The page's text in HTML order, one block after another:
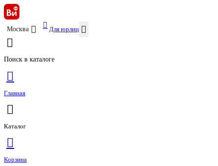
Москва Для юрлиц
Поиск в каталоге
Главная
Каталог
Корзина